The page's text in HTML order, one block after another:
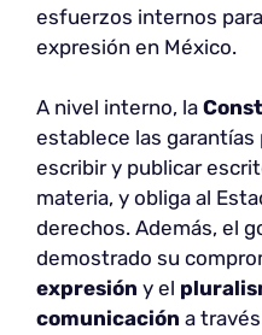
esfuerzos internos
expresión en México.
A nivel interno, la
establece las garantías
escribir y publicar
materia, y obliga al
derechos. Además, el
demostrado su
expresión y el
comunicación a